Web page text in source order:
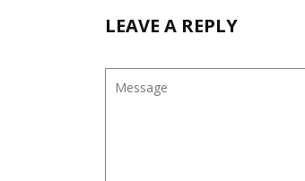
LEAVE A REPLY